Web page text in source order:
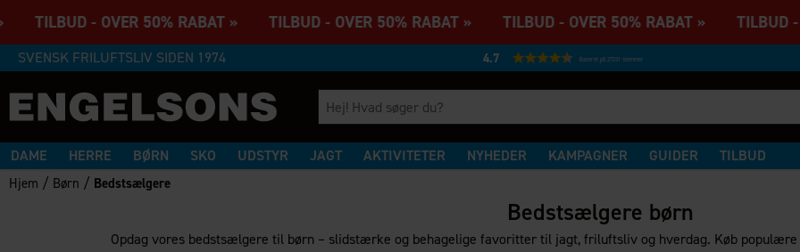
TILBUD - OVER 50% RABAT » TILBUD - OVER 50% RABAT » TILBUD - OVER 50% RABAT » TILBUD
SVENSK FRILUFTSLIV SIDEN 1974 4.7 Baseret på 27231 stemmer
DAME HERRE BØRN SKO UDSTYR JAGT AKTIVITETER NYHEDER KAMPAGNER GUIDER TILBUD
Hjem / Børn / Bedstsælgere
Bedstsælgere børn
Opdag vores bedst­sælgere til børn – slidstærke og behagelige favoritter til jagt, friluftsliv og hverdag. Køb populære